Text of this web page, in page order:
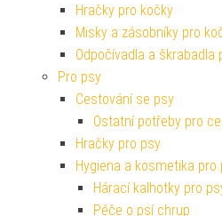
Hračky pro kočky
Misky a zásobníky pro
Odpočívadla a škrabadla
Pro psy
Cestování se psy
Ostatní potřeby pro
Hračky pro psy
Hygiena a kosmetika pro
Hárací kalhotky pro
Péče o psí chrup